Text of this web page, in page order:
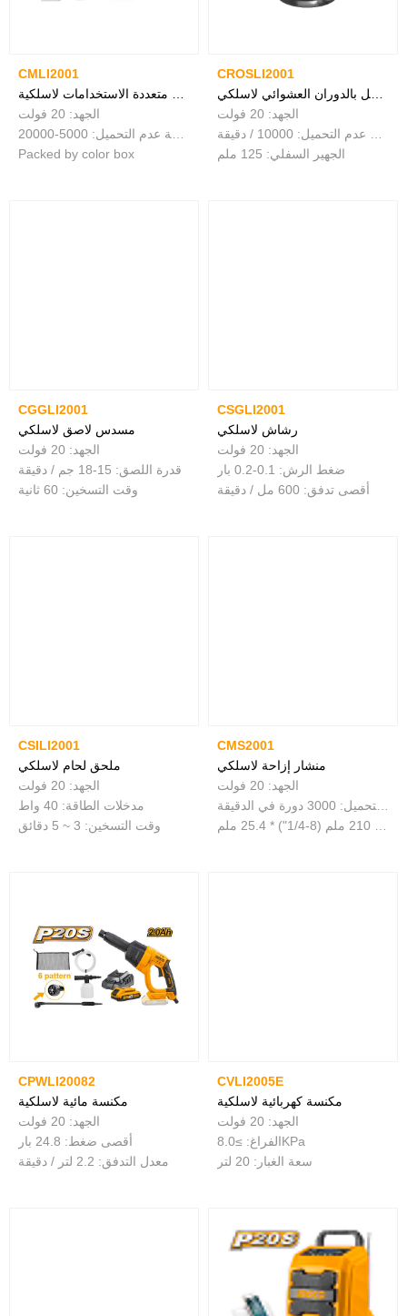
CMLI2001
الجهد: 20 فولت
Packed by color box
CROSLI2001
الجهد: 20 فولت
الجهير السفلي: 125 ملم
CGGLI2001
مسدس لاصق لاسلكي
الجهد: 20 فولت
قدرة اللصق: 15-18 جم / دقيقة
وقت التسخين: 60 ثانية
CSGLI2001
رشاش لاسلكي
الجهد: 20 فولت
ضغط الرش: 0.1-0.2 بار
أقصى تدفق: 600 مل / دقيقة
CSILI2001
ملحق لحام لاسلكي
الجهد: 20 فولت
مدخلات الطاقة: 40 واط
وقت التسخين: 3 ~ 5 دقائق
CMS2001
منشار إزاحة لاسلكي
الجهد: 20 فولت
CPWLI20082
مكنسة مائية لاسلكية
الجهد: 20 فولت
أقصى ضغط: 24.8 بار
معدل التدفق: 2.2 لتر / دقيقة
CVLI2005E
مكنسة كهربائية لاسلكية
الجهد: 20 فولت
الفراغ: ≥8.0KPa
سعة الغبار: 20 لتر